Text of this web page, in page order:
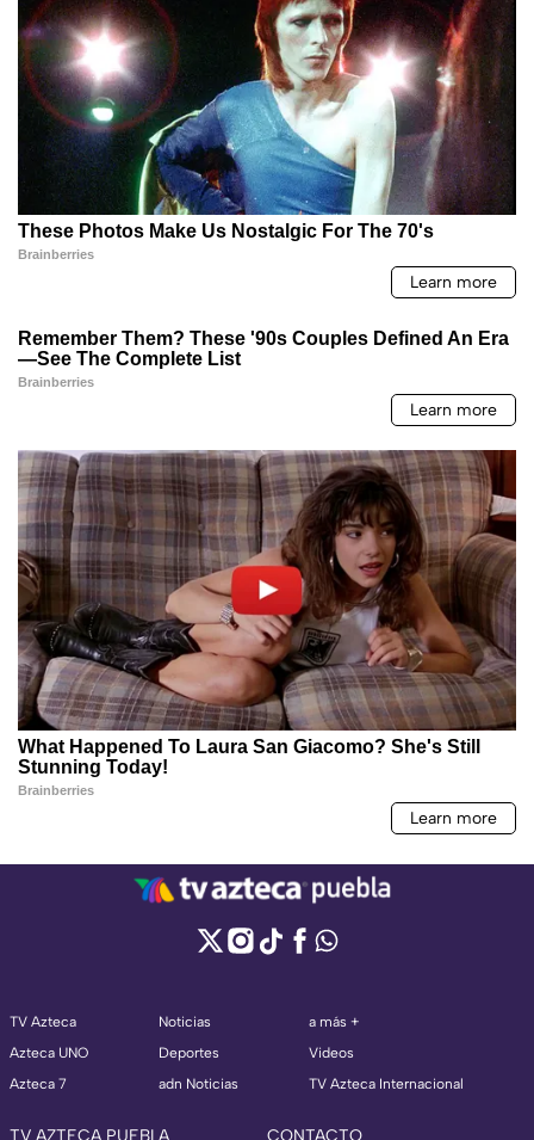
TV Azteca
Azteca UNO
Azteca 7
Noticias
Deportes
adn Noticias
a más +
Videos
TV Azteca Internacional